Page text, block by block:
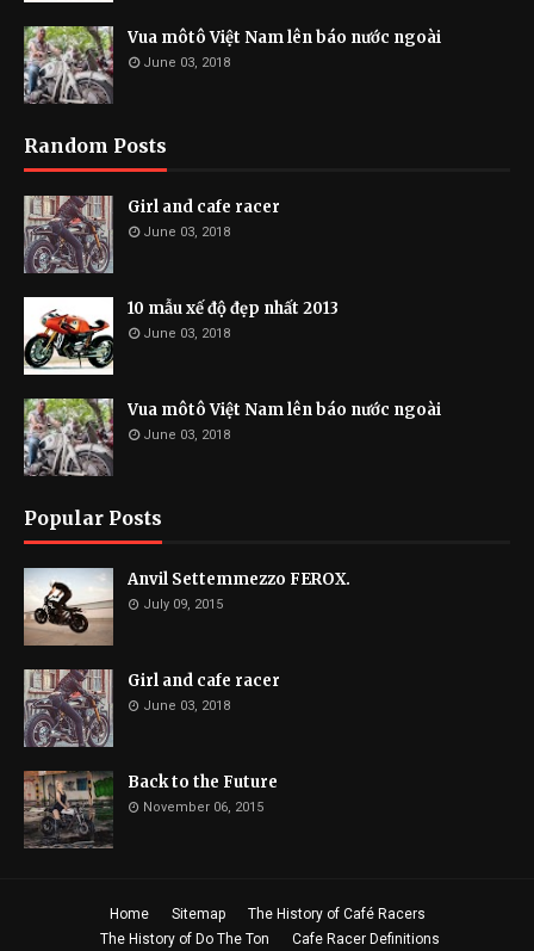
Vua môtô Việt Nam lên báo nước ngoài
June 03, 2018
Random Posts
Girl and cafe racer
June 03, 2018
10 mẫu xế độ đẹp nhất 2013
June 03, 2018
Vua môtô Việt Nam lên báo nước ngoài
June 03, 2018
Popular Posts
Anvil Settemmezzo FEROX.
July 09, 2015
Girl and cafe racer
June 03, 2018
Back to the Future
November 06, 2015
Home Sitemap
The History of Café Racers
The History of Do The Ton
Cafe Racer Definitions